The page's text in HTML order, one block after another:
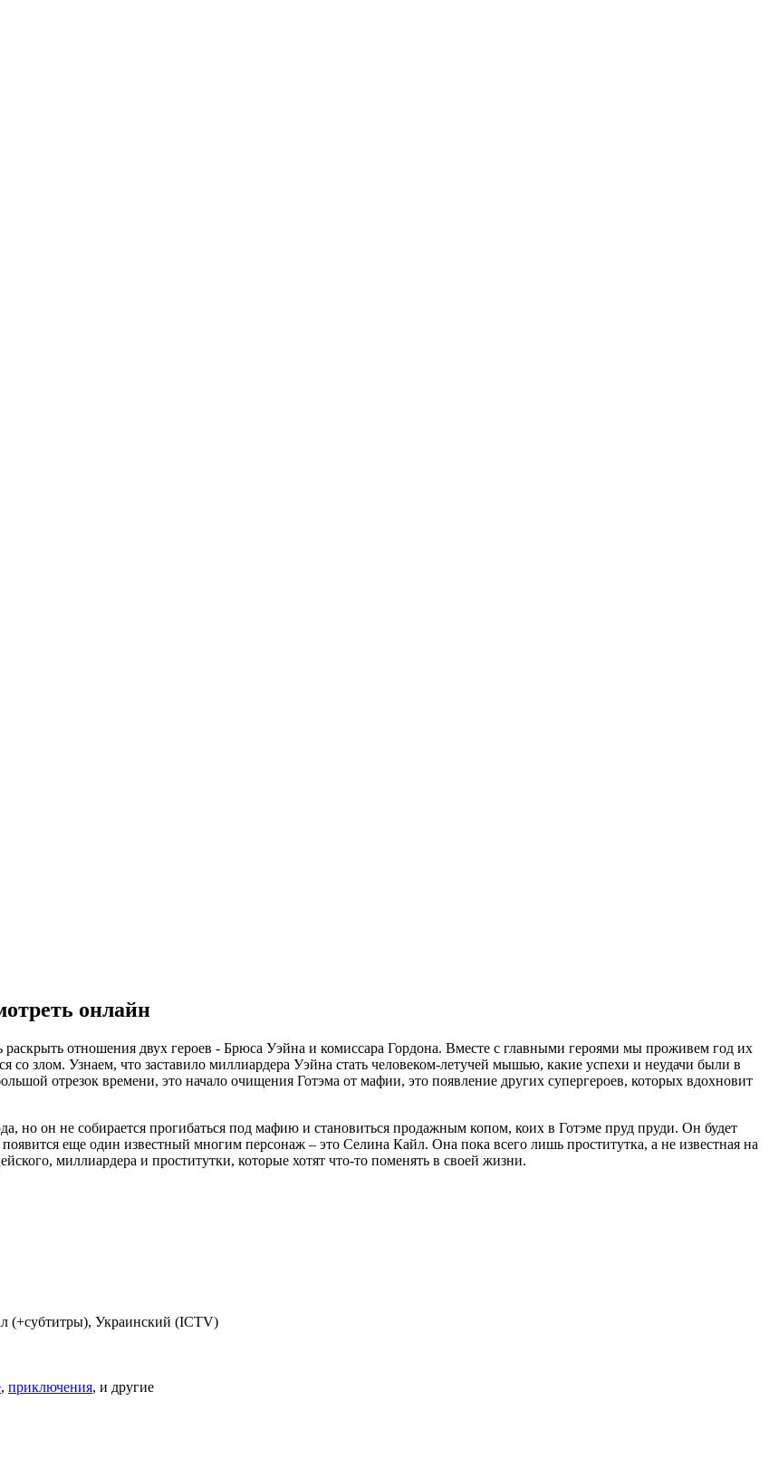
онлайн
отношения двух героев - Брюса Уэйна и комиссара Гордона. Вместе с главными героями мы проживем год их
злом. Узнаем, что заставило миллиардера Уэйна стать человеком-летучей мышью, какие успехи и неудачи были в
отрезок времени, это начало очищения Готэма от мафии, это появление других супергероев, которых вдохновит
но он не собирается прогибаться под мафию и становиться продажным копом, коих в Готэме пруд пруди. Он будет
еще один известный многим персонаж – это Селина Кайл. Она пока всего лишь проститутка, а не известная на
миллиардера и проститутки, которые хотят что-то поменять в своей жизни.
(+субтитры), Украинский (ICTV)
, приключения, и другие